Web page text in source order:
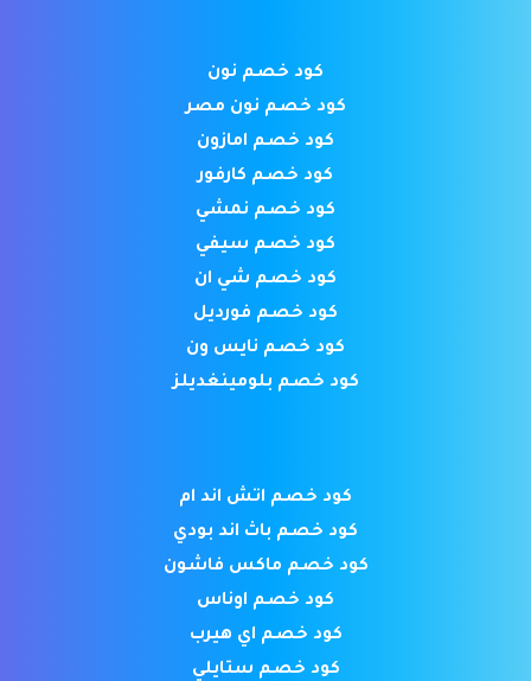
كود خصم نون
كود خصم نون مصر
كود خصم امازون
كود خصم كارفور
كود خصم نمشي
كود خصم سيفي
كود خصم شي ان
كود خصم فورديل
كود خصم نايس ون
كود خصم بلومينغديلز
كود خصم اتش اند ام
كود خصم باث اند بودي
كود خصم ماكس فاشون
كود خصم اوناس
كود خصم اي هيرب
كود خصم ستايلي